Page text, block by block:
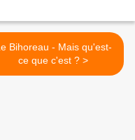
Bihoreau - Mais qu'est-
ce que c'est ? >